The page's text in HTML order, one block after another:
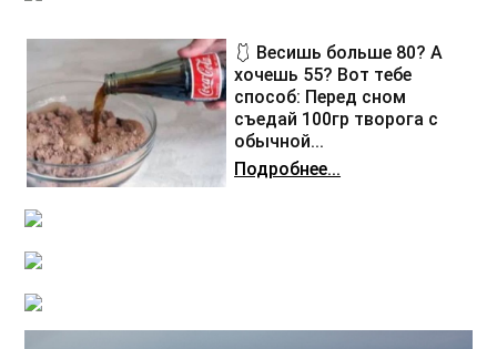
🩱 Весишь больше 80? А
хочешь 55? Вот тебе
способ: Перед сном
съедай 100гр творога с
обычной...
Подробнее...